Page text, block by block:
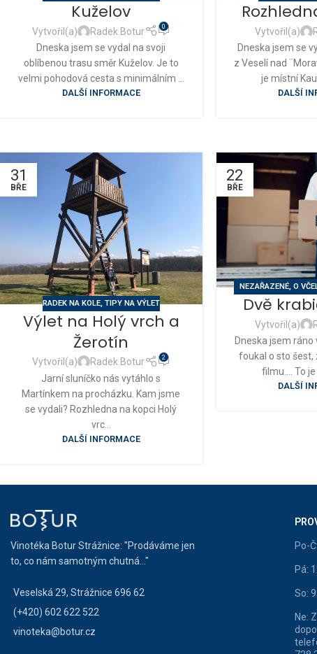
Kuželov
Vytvořil(a) Radek Botur 0
Dneska jsem se vydal na svoji
oblíbenou trasu směr Kuželov. Je to
velmi pohodová cesta s minimálním ...
DALŠÍ INFORMACE
Vytvořil(a)
Dneska jsem se
z Veselí nad
je místní
DALŠÍ
31
BŘE
RADEK NA KOLE, TIPY NA VÝLET
Výlet na Holý vrch a
Žerotín
Vytvořil(a) Radek Botur 2
Jarní sluníčko nás vytáhlo s
Martínkem na procházku. Kam jsme
se vydali? Rozhledna na kopci Holý
vrc...
DALŠÍ INFORMACE
22
BŘE
NEZAŘAZENÉ,O
TIPY NA VÝLET,
Dvě
Vytvořil(a)
Dneska jsem
foukal o sto šest,
filmu.... To je
DALŠÍ
Vinotéka Botur Strážnice: "Prodáváme jen
to, co nám samotným chutná..."
Veselská 29, Strážnice 696 62
(+420) 602 622 522
vinoteka@botur.cz
Po-
Pá:
So:
Ne: